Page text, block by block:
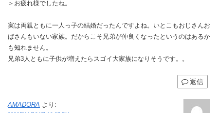
＞お疲れ様でしたね。
実は両親ともに一人っ子の結婚だったんですよね。いとこもおじさんお
ばさんもいない家族。だからこそ兄弟が仲良くなったというのはあるか
も知れません。
兄弟3人ともに子供が増えたらスゴイ大家族になりそうです。。
返信
AMADORA より: